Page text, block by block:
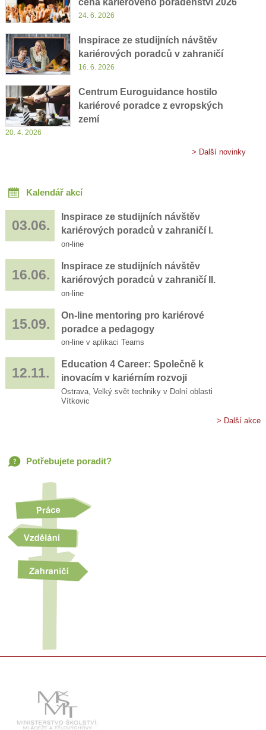
cena kariérového poradenství 2026
24. 6. 2026
Inspirace ze studijních návštěv
kariérových poradců v zahraničí
16. 6. 2026
Centrum Euroguidance hostilo
kariérové poradce z evropských
zemí
20. 4. 2026
> Další novinky
Kalendář akcí
03.06.
Inspirace ze studijních návštěv
kariérových poradců v zahraničí I.
on-line
16.06.
Inspirace ze studijních návštěv
kariérových poradců v zahraničí II.
on-line
15.09.
On-line mentoring pro kariérové
poradce a pedagogy
on-line v aplikaci Teams
12.11.
Education 4 Career: Společně k
inovacím v kariérním rozvoji
Ostrava, Velký svět techniky v Dolní oblasti
Vítkovic
> Další akce
Potřebujete poradit?